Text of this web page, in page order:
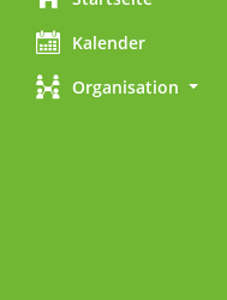
Kalender
Organisation